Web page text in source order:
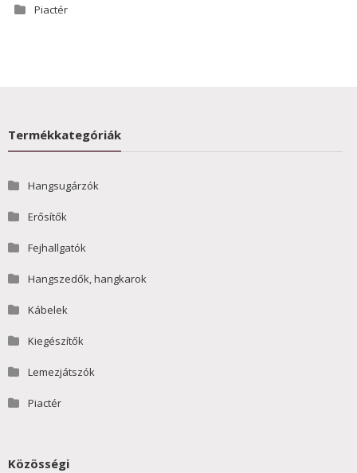
Piactér
Termékkategóriák
Hangsugárzók
Erősítők
Fejhallgatók
Hangszedők, hangkarok
Kábelek
Kiegészítők
Lemezjátszók
Piactér
Közösségi